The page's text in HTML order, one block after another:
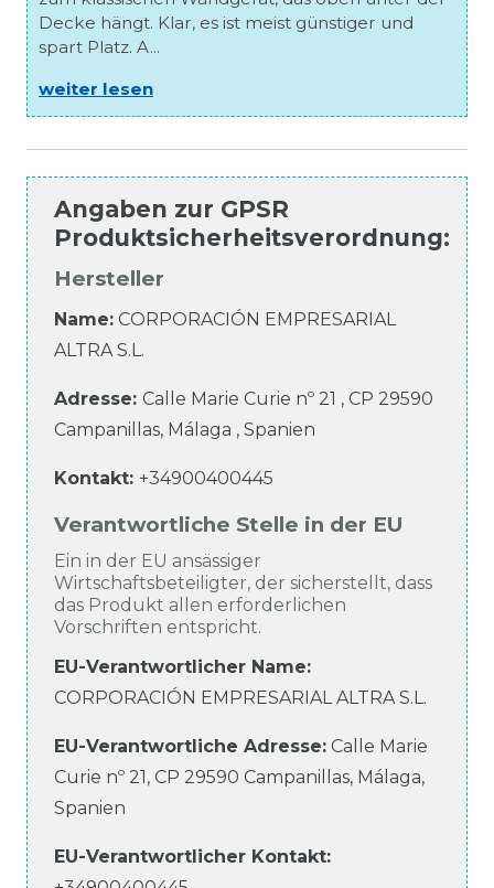
Decke hängt. Klar, es ist meist günstiger und
spart Platz. A...
weiter lesen
Angaben zur GPSR
Produktsicherheitsverordnung:
Hersteller
Name: CORPORACIÓN EMPRESARIAL
ALTRA S.L.
Adresse: Calle Marie Curie nº 21 , CP 29590
Campanillas, Málaga , Spanien
Kontakt: +34900400445
Verantwortliche Stelle in der EU
Ein in der EU ansässiger
Wirtschaftsbeteiligter, der sicherstellt, dass
das Produkt allen erforderlichen
Vorschriften entspricht.
EU-Verantwortlicher Name:
CORPORACIÓN EMPRESARIAL ALTRA S.L.
EU-Verantwortliche Adresse: Calle Marie
Curie nº 21, CP 29590 Campanillas, Málaga,
Spanien
EU-Verantwortlicher Kontakt: